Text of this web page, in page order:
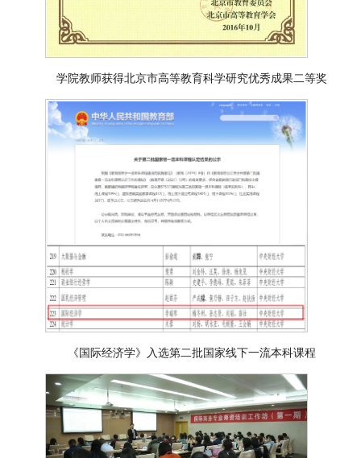
学院教师获得北京市高等教育科学研究优秀成果二等奖
《国际经济学》入选第二批国家线下一流本科课程